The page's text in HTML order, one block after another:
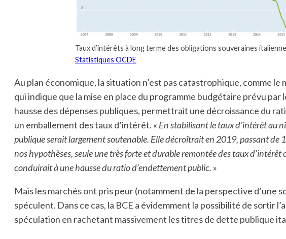
Taux d’intérêts à long terme des obligations souveraines
Statistiques OCDE
Au plan économique, la situation n’est pas catastrophique, comme le
qui indique que la mise en place du programme budgétaire prévu
hausse des dépenses publiques, permettrait une décroissance du
un emballement des taux d’intérêt. « En stabilisant le taux d’intérêt au
publique serait largement soutenable. Elle décroîtrait en 2019, passant de
nos hypothèses, seule une très forte et durable remontée des taux
conduirait à une hausse du ratio d’endettement public. »
Mais les marchés ont pris peur (notamment de la perspective d’une
spéculent. Dans ce cas, la BCE a évidemment la possibilité de sortir
spéculation en rachetant massivement les titres de dette publique